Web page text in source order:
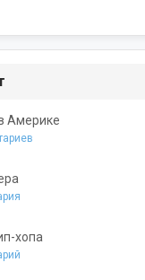
Америке
хопа